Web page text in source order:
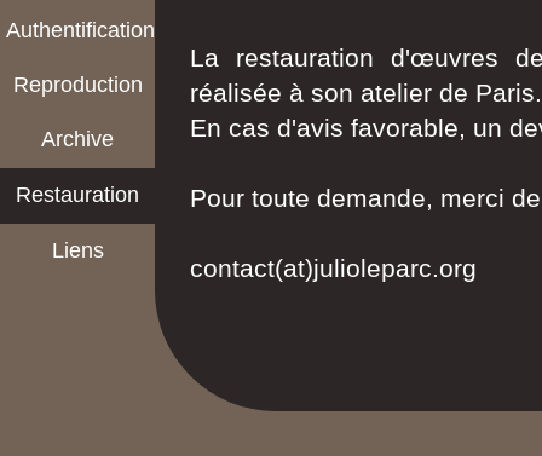
La restauration d'œuvres
réalisée à son atelier de Paris.
En cas d'avis favorable, un
Pour toute demande, merci
contact(at)julioleparc.org
Authentification
Reproduction
Archive
Restauration
Liens